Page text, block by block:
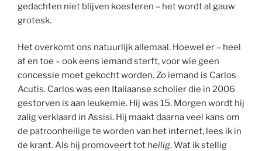
gedachten niet blijven koesteren – het wordt al gauw
grotesk.
Het overkomt ons natuurlijk allemaal. Hoewel er – heel
af en toe – ook eens iemand sterft, voor wie geen
concessie moet gekocht worden. Zo iemand is Carlos
Acutis. Carlos was een Italiaanse scholier die in 2006
gestorven is aan leukemie. Hij was 15. Morgen wordt hij
zalig verklaard in Assisi. Hij maakt daarna veel kans om
de patroonheilige te worden van het internet, lees ik in
de krant. Als hij promoveert totheilig. Wat ik stellig